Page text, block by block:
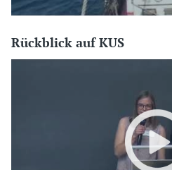
Rückblick auf KUS